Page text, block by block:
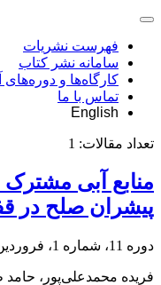
فهرست نشریات
سامانه نشر کتاب
کارگاه‌ها و
تماس با ما
English
تعداد مقالات: 1
منابع آبی
پیشران صلح در
دوره 11، شماره 1، فروردین 1397، صفحه
فریده محمدعلی‌پور، حامد